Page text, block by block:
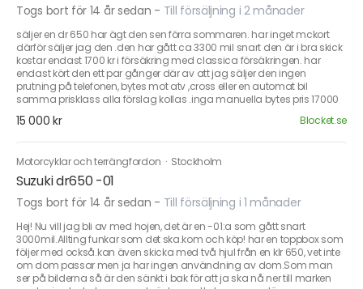
Togs bort för 14 år sedan - Till försäljning i 2 månader
säljer en dr 650 har ägt den sen förra sommaren. har inget mckort
därför säljer jag den .den har gått ca 3300 mil snart den är i bra skick
kostar endast 1700 kr i försäkring med classica försäkringen. har
endast kört den ett par gånger där av att jag säljer den ingen
prutning på telefonen, bytes mot atv ,cross eller en automat bil
samma prisklass alla förslag kollas .inga manuella bytes pris 17000
15 000 kr Blocket.se
Motorcyklar och terrängfordon · Stockholm
Suzuki dr650 -01
Togs bort för 14 år sedan - Till försäljning i 1 månader
Hej! Nu vill jag bli av med hojen, det är en -01:a som gått snart
3000mil.Allting funkar som det ska.kom och köp! har en toppbox som
följer med också.kan även skicka med två hjul från en klr 650, vet inte
om dom passar men ja har ingen användning av dom.Som man
ser på bilderna så är den sänkt i bak för att ja ska nå ner till marken